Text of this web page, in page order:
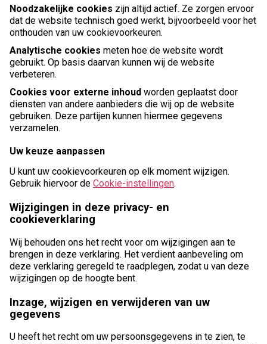
Noodzakelijke cookies zijn altijd actief. Ze zorgen ervoor
dat de website technisch goed werkt, bijvoorbeeld voor het
onthouden van uw cookievoorkeuren.
Analytische cookies meten hoe de website wordt
gebruikt. Op basis daarvan kunnen wij de website
verbeteren.
Cookies voor externe inhoud worden geplaatst door
diensten van andere aanbieders die wij op de website
gebruiken. Deze partijen kunnen hiermee gegevens
verzamelen.
Uw keuze aanpassen
U kunt uw cookievoorkeuren op elk moment wijzigen.
Gebruik hiervoor de Cookie-instellingen.
Wijzigingen in deze privacy- en
cookieverklaring
Wij behouden ons het recht voor om wijzigingen aan te
brengen in deze verklaring. Het verdient aanbeveling om
deze verklaring geregeld te raadplegen, zodat u van deze
wijzigingen op de hoogte bent.
Inzage, wijzigen en verwijderen van uw
gegevens
U heeft het recht om uw persoonsgegevens in te zien, te